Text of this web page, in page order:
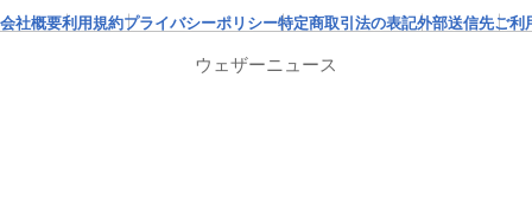
会社概要利用規約プライバシーポリシー特定商取引法の表記外部送信先ご利
ウェザーニュース